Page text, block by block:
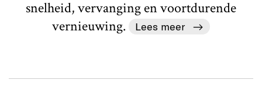
snelheid, vervanging en voortdurende
vernieuwing.
Lees meer